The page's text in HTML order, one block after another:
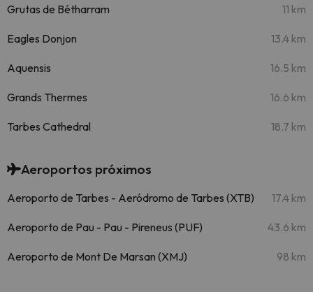
Grutas de Bétharram 11 km
Eagles Donjon 13.4 km
Aquensis 16.5 km
Grands Thermes 16.6 km
Tarbes Cathedral 18.7 km
Aeroportos próximos
Aeroporto de Tarbes - Aeródromo de Tarbes (XTB) 17.4 km
Aeroporto de Pau - Pau - Pireneus (PUF) 43.6 km
Aeroporto de Mont De Marsan (XMJ) 98 km